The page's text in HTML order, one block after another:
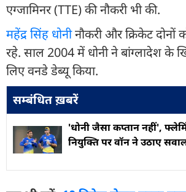
एग्जामिनर (TTE) की नौकरी भी की.
महेंद्र सिंह धोनीनौकरी और क्रिकेट
रहे. साल 2004 में धोनी ने बांग्लादेश के
लिए वनडे डेब्यू किया.
सम्बंधित ख़बरें
'धोनी जैसा कप्तान नहीं',
नियुक्ति पर वॉन ने उठाए